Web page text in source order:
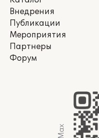
Внедрения
Публикации
Мероприятия
Партнеры
Форум